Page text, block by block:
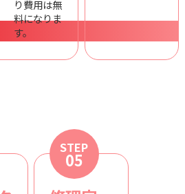
り費用は無
料になりま
す。
STEP
05